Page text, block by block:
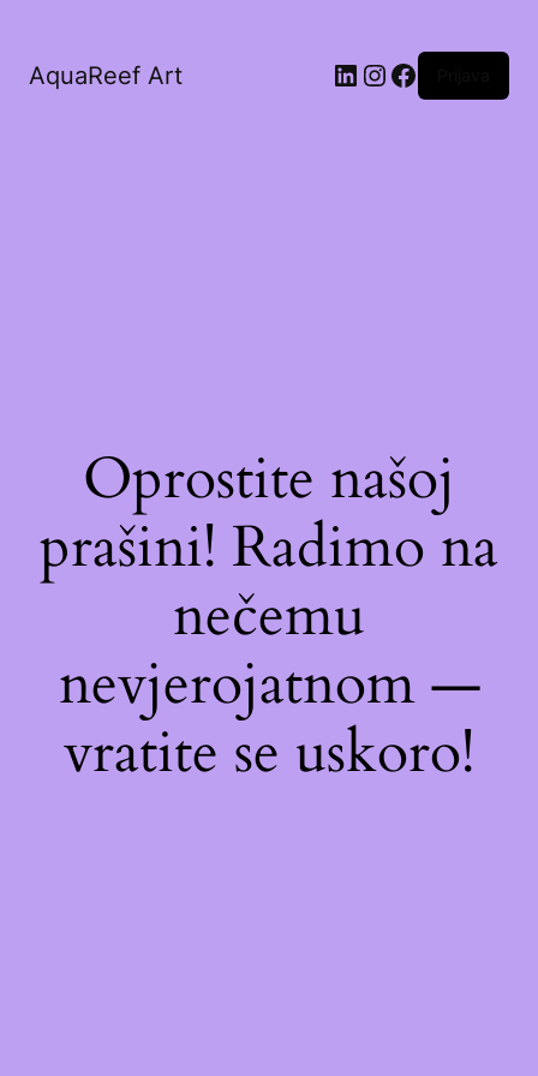
AquaReef Art
Oprostite našoj
prašini! Radimo na
nečemu
nevjerojatnom —
vratite se uskoro!